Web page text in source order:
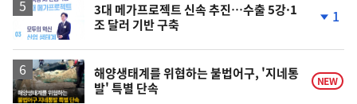
3대 메가프로젝트 신속 추진…수출 5강·1
조 달러 기반 구축
하
락
1
해양생태계를 위협하는 불법어구, '지네통
발' 특별 단속
NEW